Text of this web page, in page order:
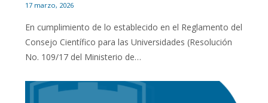
17 marzo, 2026
En cumplimiento de lo establecido en el Reglamento del
Consejo Científico para las Universidades (Resolución
No. 109/17 del Ministerio de…